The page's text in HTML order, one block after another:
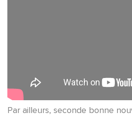
Par ailleurs, seconde bonne